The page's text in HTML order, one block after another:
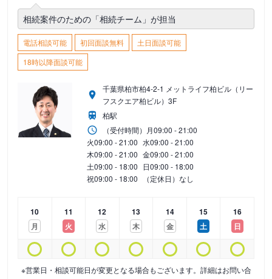
相続案件のための「相続チーム」が担当
電話相談可能 初回面談無料
土日面談可能
18時以降面談可能
千葉県柏市柏4-2-1 メットライフ柏ビル（リー
フスクエア柏ビル）3F
柏駅
（受付時間） 月09:00 - 21:00
火09:00 - 21:00 水09:00 - 21:00
木09:00 - 21:00 金09:00 - 21:00
土09:00 - 18:00 日09:00 - 18:00
祝09:00 - 18:00 （定休日）なし
10
月
11
火
12
水
13
木
14
金
15
土
16
日
※営業日・相談可能日が変更となる場合もございます。詳細はお問い合